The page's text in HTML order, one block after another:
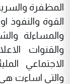
المظفرة
القوة والنفوذ
والمساءلة
والقنوات
الاجتماعي
والتي اساءت هي